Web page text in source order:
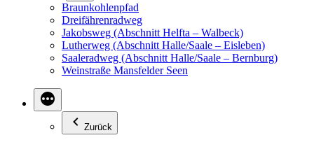
Braunkohlenpfad
Dreifährenradweg
Jakobsweg (Abschnitt Helfta – Walbeck)
Lutherweg (Abschnitt Halle/Saale – Eisleben)
Saaleradweg (Abschnitt Halle/Saale – Bernburg)
Weinstraße Mansfelder Seen
Zurück